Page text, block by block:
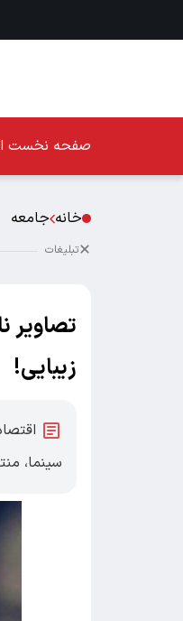
صفحه نخست
خانه جامعه
تبلیغات
تصاویر
زیبایی!
سینما،